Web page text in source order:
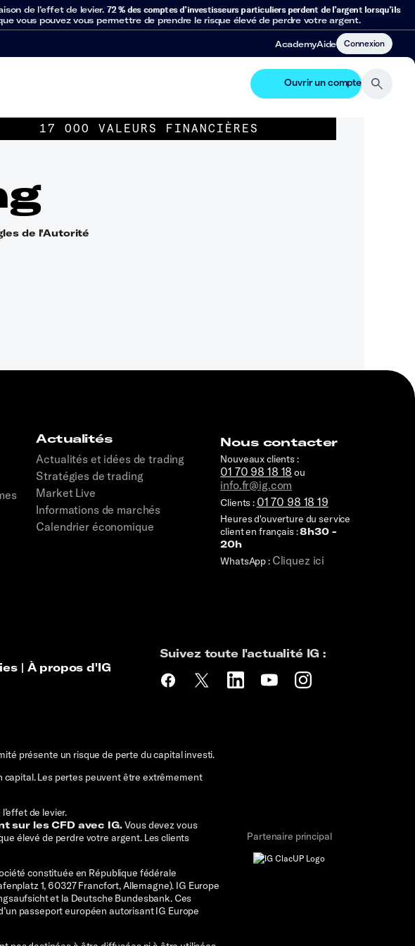
de l’effet de levier. 72 % des comptes d’investisseurs particuliers perdent de l’argent lorsqu’ils
vous pouvez vous permettre de prendre le risque élevé de perdre votre argent.
AcademyAide Connexion
Ouvrir un compte
17 000 VALEURS FINANCIÈRES
de l'Autorité
Actualités
Actualités et idées de trading
Stratégies de trading
Market Live
Informations de marchés
Calendrier économique
Nous contacter
Nouveaux clients :
01 70 98 18 18 ou
info.fr@ig.com
Clients : 01 70 98 18 19
Heures d'ouverture du service
client en français :8h30 -
20h
WhatsApp : Cliquez ici
| À propos d'IG
Suivez toute l'actualité IG :
présente un risque de perte du capital investi.
Les pertes peuvent être extrêmement
de levier.
sur les CFD avec IG.Vous devez vous
élevé de perdre votre argent. Les clients
constituée en République fédérale
1, 60327 Francfort, Allemagne). IG Europe
et la Deutsche Bundesbank. Ces
passeport européen autorisant IG Europe
Partenaire principal